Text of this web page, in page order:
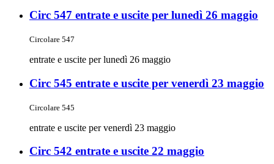
Circ 547 entrate e uscite per lunedì 26 maggio
Circolare 547
entrate e uscite per lunedì 26 maggio
Circ 545 entrate e uscite per venerdì 23 maggio
Circolare 545
entrate e uscite per venerdì 23 maggio
Circ 542 entrate e uscite 22 maggio